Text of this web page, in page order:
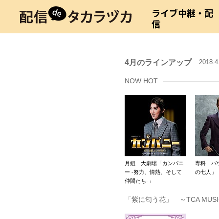
ライブ中継・配
信
4月のラインアップ
NOW HOT
月組 大劇場「カンパニ
ー -努力、情熱、そして
仲間たち-」
専科 バ
の七人」
「紫に匂う花」 ～TCA